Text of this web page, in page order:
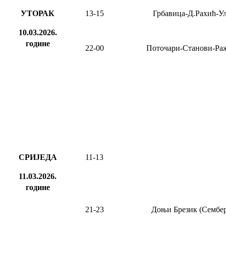
УТОРАК
10.03.2026.
године
13-15 Грбавица-Д.Рахић-
22-00 Поточари-Станови-
СРИЈЕДА
11.03.2026.
године
11-13
21-23 Доњи Брезик